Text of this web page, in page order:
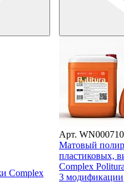
Complex
Арт.
Матовый
пластиковых,
Complex
3 модификации